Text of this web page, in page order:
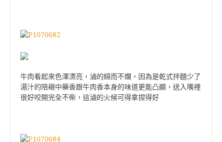
牛肉看起來色澤漂亮，滷的綿而不爛，因為是乾式拌麵少了
湯汁的陪襯中藥香跟牛肉香本身的味道更能凸顯，送入嘴裡
很好咬開完全不柴，這滷的火候可得拿捏得好